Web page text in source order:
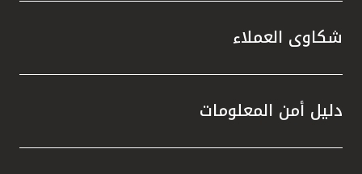
شكاوى العملاء
دليل أمن المعلومات